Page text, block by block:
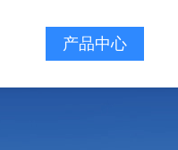
产品中心